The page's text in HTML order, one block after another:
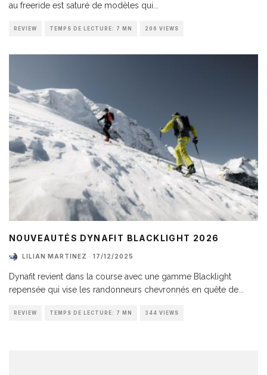
au freeride est saturé de modèles qui
REVIEW TEMPS DE LECTURE: 7 MN 206 VIEWS
NOUVEAUTÉS DYNAFIT BLACKLIGHT 2026
LILIAN MARTINEZ · 17/12/2025
Dynafit revient dans la course avec une gamme Blacklight
repensée qui vise les randonneurs chevronnés en quête de
REVIEW TEMPS DE LECTURE: 7 MN 344 VIEWS